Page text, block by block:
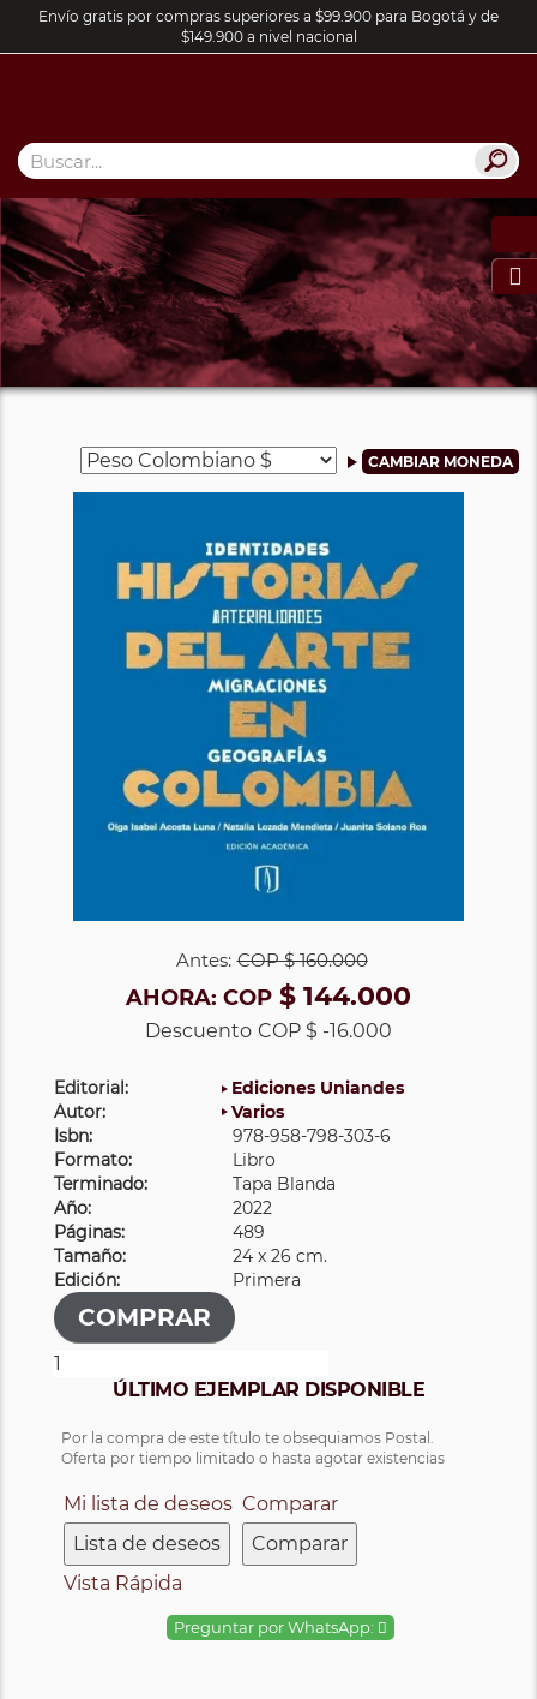
Envío gratis por compras superiores a $99.900 para Bogotá y de
$149.900 a nivel nacional

Antes: COP$ 160.000
AHORA: COP $ 144.000
Descuento COP $ -16.000
Editorial:
Ediciones Uniandes
Autor:
Varios
Isbn:
978-958-798-303-6
Formato:
Libro
Terminado:
Tapa Blanda
Año:
2022
Páginas:
489
Tamaño:
24 x 26 cm.
Edición:
Primera
ÚLTIMO EJEMPLAR DISPONIBLE
Por la compra de este título te obsequiamos Postal.
Oferta por tiempo limitado o hasta agotar existencias
Mi lista de deseos
Lista de deseos
Comparar
Comparar
Vista Rápida
Preguntar por WhatsApp: